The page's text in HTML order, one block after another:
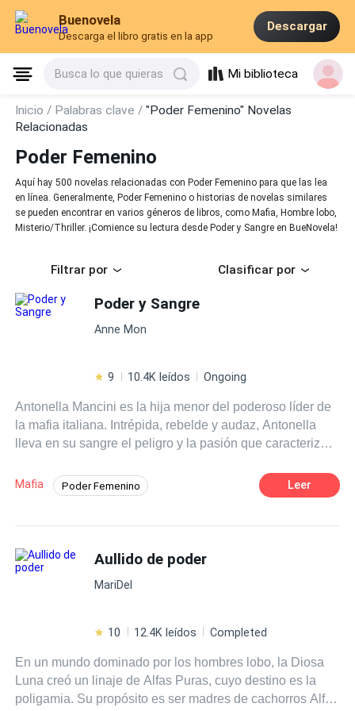
Buenovela
Descarga el libro gratis en la app
Descargar
Busca lo que quieras Mi biblioteca
Inicio / Palabras clave /"Poder Femenino" Novelas
Relacionadas
Poder Femenino
Aquí hay 500 novelas relacionadas con Poder Femenino para que las lea
en línea. Generalmente, Poder Femenino o historias de novelas similares
se pueden encontrar en varios géneros de libros, como Mafia, Hombre lobo,
Misterio/Thriller. ¡Comience su lectura desde Poder y Sangre en BueNovela!
Filtrar por Clasificar por
Poder y Sangre
Anne Mon
9 10.4K leídos Ongoing
Antonella Mancini es la hija menor del poderoso líder de
la mafia italiana. Intrépida, rebelde y audaz, Antonella
lleva en su sangre el peligro y la pasión que caracterizan
riesgos del mundo en el que viven, hacen todo lo posible
por mantenerla alejada de esa oscuridad. Desde
manera de desobedecer y causar problemas. Tercer libro
de la saga “Legado de Sangre”
Mafia Poder Femenino
Diferencia de Edad Venganza
De Odio al Amor
Leer
Aullido de poder
MariDel
10 12.4K leídos Completed
En un mundo dominado por los hombres lobo, la Diosa
Luna creó un linaje de Alfas Puras, cuyo destino es la
poligamia. Su propósito es ser madres de cachorros Alfas